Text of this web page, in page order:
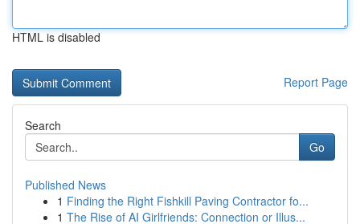
HTML is disabled
Report Page
Search
Go
Published News
1 Finding the Right Fishkill Paving Contractor fo...
1 The Rise of AI Girlfriends: Connection or Illus...